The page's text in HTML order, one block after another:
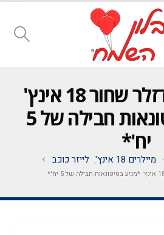
מיילר כוכב דזלר שחור 18 אינץ'
*מגיע בסיטונאות חבילה של 5
יח'*
מיילרים 18 אינץ' , לייזר כוכב